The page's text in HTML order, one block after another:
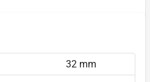
32 mm